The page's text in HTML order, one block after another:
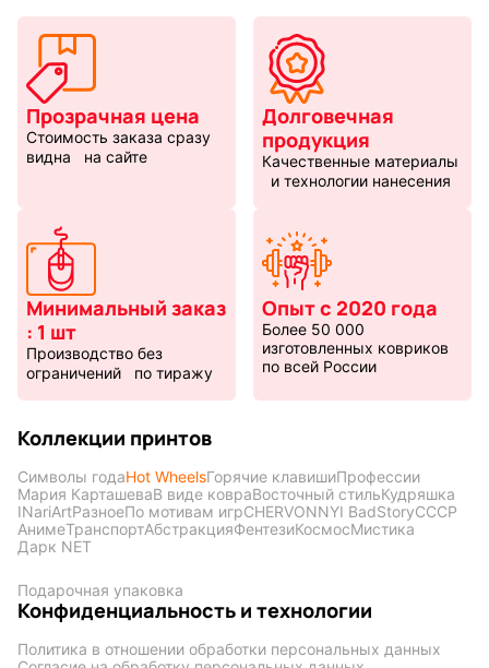
Прозрачная цена
Стоимость заказа сразу
видна на сайте
Долговечная
продукция
Качественные материалы
и технологии нанесения
Минимальный заказ
: 1 шт
Производство без
ограничений по тиражу
Опыт с 2020 года
Более 50 000
изготовленных ковриков
по всей России
Коллекции принтов
Символы годаHot WheelsГорячие клавишиПрофессии
Мария КарташеваВ виде ковраВосточный стильКудряшка
INariArtРазноеПо мотивам игрCHERVONNYI BadStoryСССР
АнимеТранспортАбстракцияФентезиКосмосМистика
Дарк NET
Подарочная упаковка
Конфиденциальность и технологии
Политика в отношении обработки персональных данных